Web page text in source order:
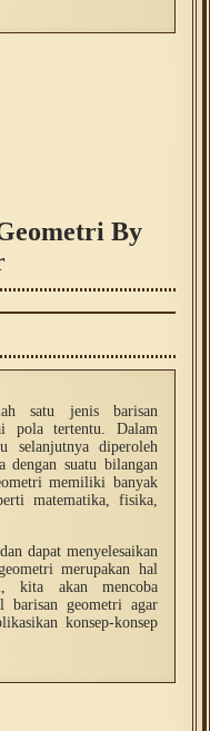
By
satu jenis barisan
pola tertentu. Dalam
selanjutnya diperoleh
dengan suatu bilangan
memiliki banyak
matematika, fisika,
dapat menyelesaikan
merupakan hal
kita akan mencoba
barisan geometri agar
konsep-konsep